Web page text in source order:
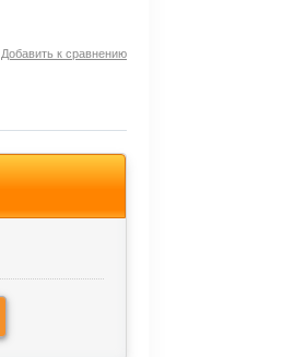
Добавить к сравнению